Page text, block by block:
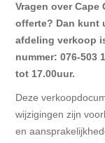
Vragen over
offerte? Dan kunt
afdeling verkoop
nummer: 076-503
tot 17.00uur.
Deze
wijzigingen zijn
en